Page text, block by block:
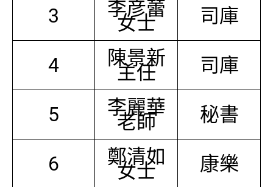
3 李彦蕾
女士 司庫
4 陳景新
主任 司庫
5 李麗華
老師 秘書
6 鄭清如
女士 康樂